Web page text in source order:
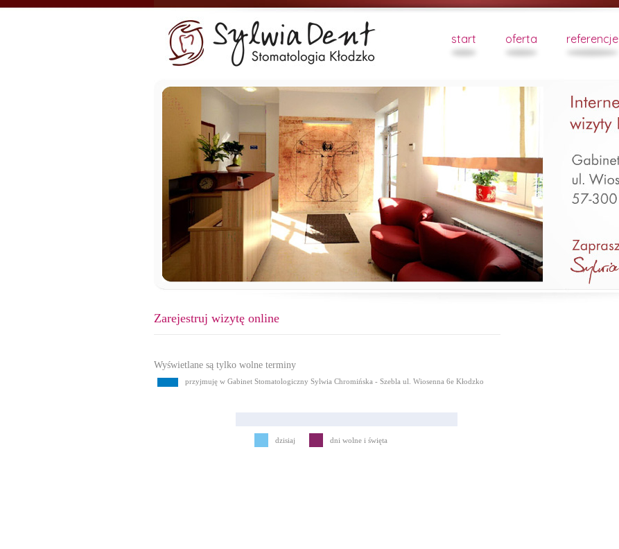
start oferta referencje
Zarejestruj wizytę online
Wyświetlane są tylko wolne terminy
przyjmuję w Gabinet Stomatologiczny Sylwia Chromińska - Szebla ul. Wiosenna 6e Kłodzko
dzisiaj dni wolne i święta